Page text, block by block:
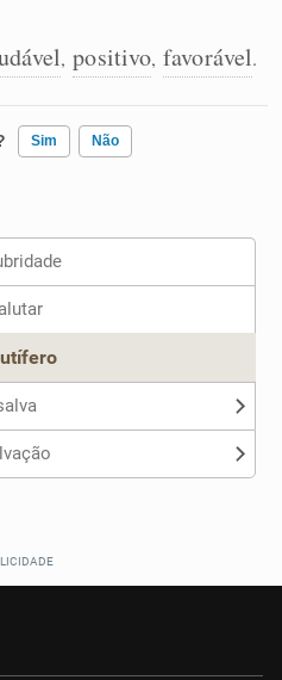
, positivo, favorável.
Sim Não
me ajudou